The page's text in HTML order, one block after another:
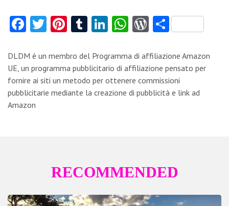
Fa
b
o
o
k
T
itt
er
Pi
er
es
t
T
m
bl
r
Li
e
dI
n
W
ts
A
p
W
d
Pr
es
C
n
di
vi
DLDM è un membro del Programma di affiliazione Amazon
UE, un programma pubblicitario di affiliazione pensato per
fornire ai siti un metodo per ottenere commissioni
pubblicitarie mediante la creazione di pubblicità e link ad
Amazon
RECOMMENDED